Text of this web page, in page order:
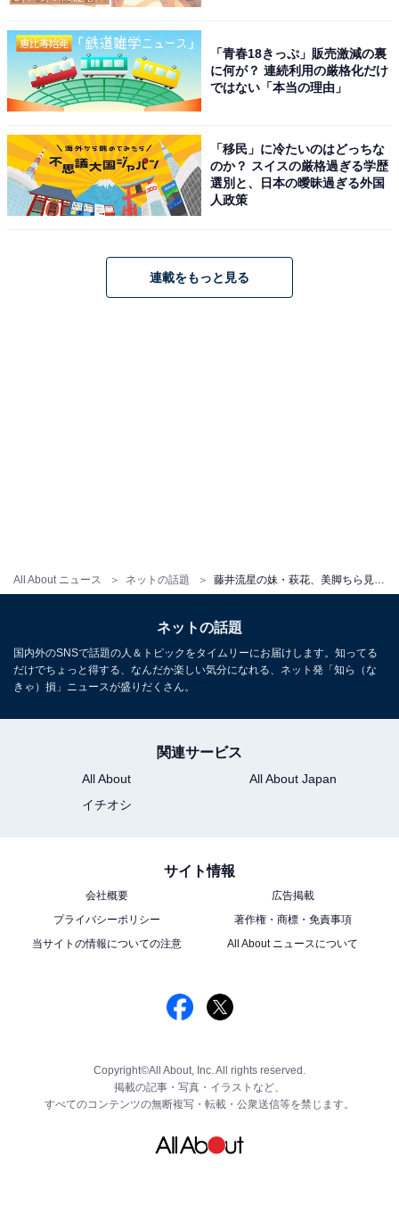
All About ニュース ネットの話題
「青春18きっぷ」販売激減の裏
に何が？ 連続利用の厳格化だけ
ではない「本当の理由」
「移民」に冷たいのはどっちな
のか？ スイスの厳格過ぎる学歴
選別と、日本の曖昧過ぎる外国
人政策
連載をもっと見る
ネットの話題
国内外のSNSで話題の人＆トピックをタイムリーにお届けします。知ってる
だけでちょっと得する、なんだか楽しい気分になれる、ネット発「知ら（な
きゃ）損」ニュースが盛りだくさん。
関連サービス
All About
All About Japan
イチオシ
サイト情報
会社概要
広告掲載
プライバシーポリシー
著作権・商標・免責事項
当サイトの情報についての注意
All About ニュースについて
Copyright©All About, Inc. All rights reserved.
掲載の記事・写真・イラストなど、
すべてのコンテンツの無断複写・転載・公衆送信等を禁じます。